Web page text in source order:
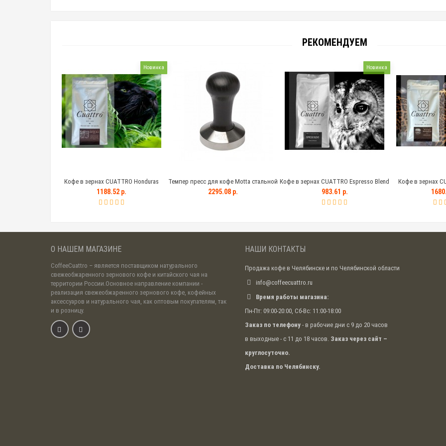
РЕКОМЕНДУЕМ
Новинка
Кофе в зернах CUATTRO Honduras
(Гондурас)
1188.52 р.
Темпер пресс для кофе Motta стальной
с деревянной черной ручкой, 58 мм
2295.08 р.
Новинка
Кофе в зернах CUATTRO Espresso Blend
983.61 р.
Кофе в зернах
Marogogype
О НАШЕМ МАГАЗИНЕ
CoffeeCuattro – является поставщиком натурального
свежеобжаренного зернового кофе и китайского чая на
территории России.Основное направление компании -
реализация свежеобжаренного зернового кофе, кофейных
аксессуаров и натурального чая, как оптовым покупателям, так
и в розницу.
НАШИ КОНТАКТЫ
Продажа кофе в Челябинске и по Челябинской области
info@coffeecuattro.ru
Время работы магазина:
Пн-Пт: 09:00-20:00, Сб-Вс: 11:00-18:00
Заказ по телефону - в рабочие дни с 9 до 20 часов
в выходные - с 11 до 18 часов. Заказ через сайт –
круглосуточно.
Доставка по Челябинску.